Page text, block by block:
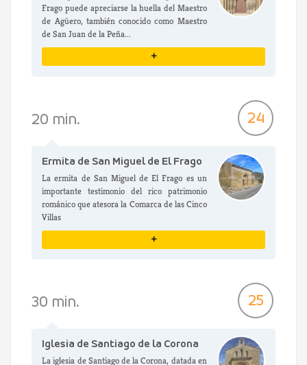
Frago puede apreciarse la huella del Maestro
de Agüero, también conocido como Maestro
de San Juan de la Peña...
+
20 min. 24
Ermita de San Miguel de El Frago
La ermita de San Miguel de El Frago es un
importante testimonio del rico patrimonio
románico que atesora la Comarca de las Cinco
Villas
+
30 min. 25
Iglesia de Santiago de la Corona
La iglesia de Santiago de la Corona, datada en